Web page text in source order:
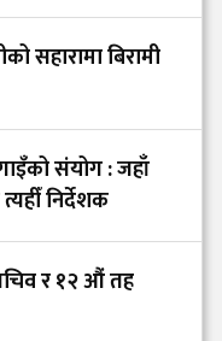
सहारामा बिरामी
संयोग : जहाँ
निर्देशक
र १२ औं तह